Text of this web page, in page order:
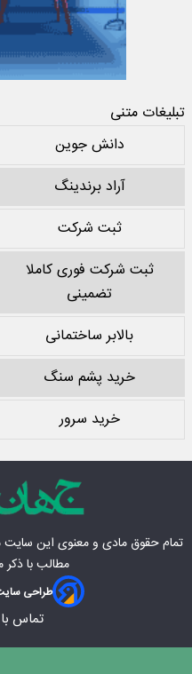
تبلیغات متنی
دانش جوین
آراد برندینگ
ثبت شرکت
ثبت شرکت فوری کاملا
تضمینی
بالابر ساختمانی
خرید پشم سنگ
خرید سرور
تمام حقوق مادی‌ و معنوی این سایت
مطالب با ذکر
طراحی
تماس